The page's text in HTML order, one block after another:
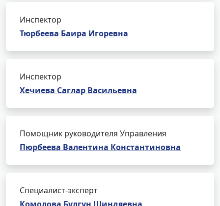
Инспектор
Тюрбеева Баира Игоревна
Инспектор
Хечиева Саглар Васильевна
Помощник руководителя Управления
Пюрбеева Валентина Константиновна
Специалист-эксперт